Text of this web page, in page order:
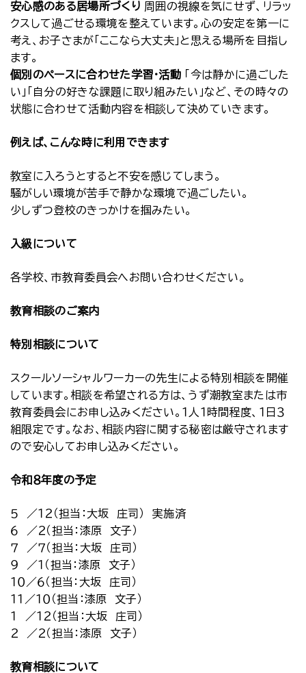
安心感のある居場所づくり 周囲の視線を気にせず、リラッ
クスして過ごせる環境を整えています。心の安定を第一に
考え、お子さまが「ここなら大丈夫」と思える場所を目指し
ます。
個別のペースに合わせた学習・活動 「今は静かに過ごした
い」「自分の好きな課題に取り組みたい」など、その時々の
状態に合わせて活動内容を相談して決めていきます。
例えば、こんな時に利用できます
教室に入ろうとすると不安を感じてしまう。
騒がしい環境が苦手で静かな環境で過ごしたい。
少しずつ登校のきっかけを掴みたい。
入級について
各学校、市教育委員会へお問い合わせください。
教育相談のご案内
特別相談について
スクールソーシャルワーカーの先生による特別相談を開催
しています。相談を希望される方は、うず潮教室または市
教育委員会にお申し込みください。１人１時間程度、１日３
組限定です。なお、相談内容に関する秘密は厳守されます
ので安心してお申し込みください。
令和８年度の予定
５ ／１２（担当：大坂 庄司） 実施済
６ ／２（担当：漆原 文子）
７ ／７（担当：大坂 庄司）
９ ／１（担当：漆原 文子）
１０／６（担当：大坂 庄司）
１１／１０（担当：漆原 文子）
１ ／１２（担当：大坂 庄司）
２ ／２（担当：漆原 文子）
教育相談について